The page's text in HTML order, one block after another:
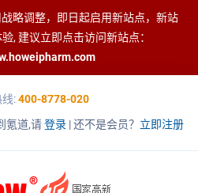
略调整，即日起启用新站点，新站
, 建议立即点击访问新站点：
:400-8778-020
氪道,请登录| 还不是会员？ 立即注册